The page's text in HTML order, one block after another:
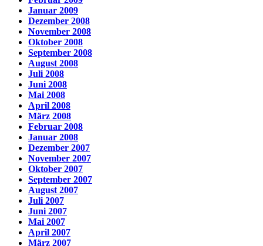
Januar 2009
Dezember 2008
November 2008
Oktober 2008
September 2008
August 2008
Juli 2008
Juni 2008
Mai 2008
April 2008
März 2008
Februar 2008
Januar 2008
Dezember 2007
November 2007
Oktober 2007
September 2007
August 2007
Juli 2007
Juni 2007
Mai 2007
April 2007
März 2007